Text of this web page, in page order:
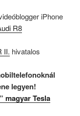
iPhone
R8
II. hivatalos
legyen!
” magyar Tesla